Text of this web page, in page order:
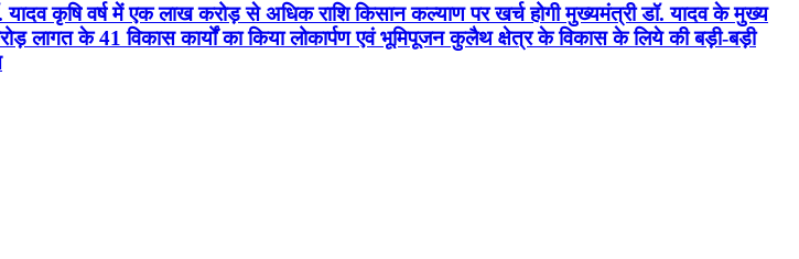
कृषि वर्ष में एक लाख करोड़ से अधिक राशि किसान कल्याण पर खर्च होगी मुख्यमंत्री डॉ. यादव के मुख्य
के 41 विकास कार्यों का किया लोकार्पण एवं भूमिपूजन कुलैथ क्षेत्र के विकास के लिये की बड़ी-बड़ी